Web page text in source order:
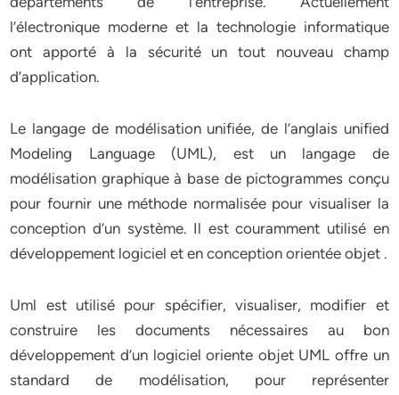
l’électronique moderne et la technologie informatique
ont apporté à la sécurité un tout nouveau champ
d’application.
Le langage de modélisation unifiée, de l’anglais unified
Modeling Language (UML), est un langage de
modélisation graphique à base de pictogrammes conçu
pour fournir une méthode normalisée pour visualiser la
conception d’un système. Il est couramment utilisé en
développement logiciel et en conception orientée objet .
Uml est utilisé pour spécifier, visualiser, modifier et
construire les documents nécessaires au bon
développement d’un logiciel oriente objet UML offre un
standard de modélisation, pour représenter